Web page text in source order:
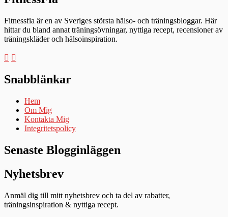
Fitnessfia är en av Sveriges största hälso- och träningsbloggar. Här
hittar du bland annat träningsövningar, nyttiga recept, recensioner av
träningskläder och hälsoinspiration.
Snabblänkar
Hem
Om Mig
Kontakta Mig
Integritetspolicy
Senaste Blogginläggen
Nyhetsbrev
Anmäl dig till mitt nyhetsbrev och ta del av rabatter,
träningsinspiration & nyttiga recept.